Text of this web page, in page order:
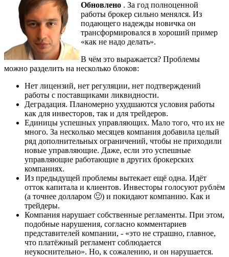
Обновлено . За год полноценной
работы брокер сильно менялся. Из
подающего надежды новичка он
трансформировался в хороший пример
«как не надо делать».
В чём это выражается? Проблемы
можно разделить на несколько блоков:
Нет лицензий, нет регуляции, нет подтверждений
работы с поставщиками ликвидности.
Деградация. Планомерно ухудшаются условия работы
как для инвесторов, так и для трейдеров.
Единицы успешных управляющих. Мало того, что их не
много. За несколько месяцев компания добавила целый
ряд дополнительных ограничений, чтобы не приходили
новые управляющие. Даже, если это успешные
управляющие работающие в других брокерских
компаниях.
Из предыдущей проблемы вытекает ещё одна. Идёт
отток капитала и клиентов. Инвесторы голосуют рублём
(а точнее долларом 🙂) и покидают компанию. Как и
трейдеры.
Компания нарушает собственные регламенты. При этом,
подобные нарушения, согласно комментариев
представителей компании, - «это не страшно, главное,
что платёжный регламент соблюдается
неукоснительно». Но, к сожалению, и он нарушается.